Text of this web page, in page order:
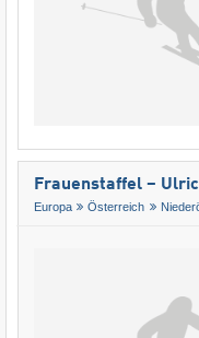
Frauenstaffel –
Europa Österreich